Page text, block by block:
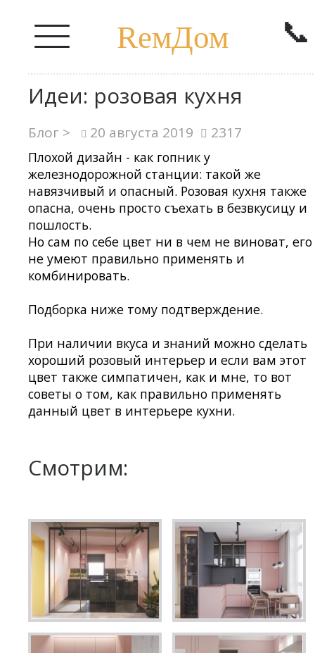
RемДом 📞
Идеи: розовая кухня
Блог > 20 августа 2019 2317
Плохой дизайн - как гопник у
железнодорожной станции: такой же
навязчивый и опасный. Розовая кухня также
опасна, очень просто съехать в безвкусицу и
пошлость.
Но сам по себе цвет ни в чем не виноват, его
не умеют правильно применять и
комбинировать.
Подборка ниже тому подтверждение.
При наличии вкуса и знаний можно сделать
хороший розовый интерьер и если вам этот
цвет также симпатичен, как и мне, то вот
советы о том, как правильно применять
данный цвет в интерьере кухни.
Смотрим: